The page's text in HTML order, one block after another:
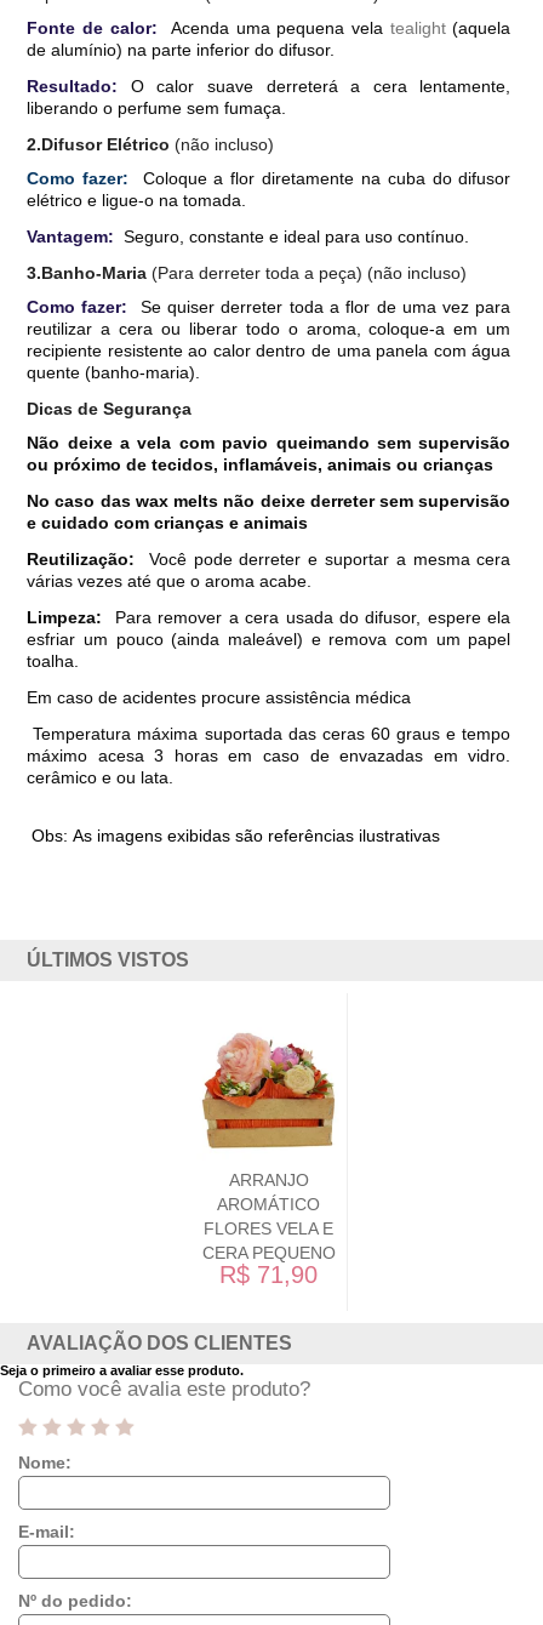
Fonte de calor:
Acenda uma pequena vela tealight (aquela
de alumínio) na parte inferior do difusor.
Resultado: O calor suave derreterá a cera lentamente,
liberando o perfume sem fumaça.
2.Difusor Elétrico(não incluso)
Como fazer:
Coloque a flor diretamente na cuba do difusor
elétrico e ligue-o na tomada.
Vantagem: Seguro, constante e ideal para uso contínuo.
3.Banho-Maria(Para derreter toda a peça) (não incluso)
Como fazer: Se quiser derreter toda a flor de uma vez para
reutilizar a cera ou liberar todo o aroma, coloque-a em um
recipiente resistente ao calor dentro de uma panela com água
quente (banho-maria).
Dicas de Segurança
Não deixe a vela com pavio queimando sem supervisão
ou próximo de tecidos, inflamáveis, animais ou crianças
No caso das wax melts não deixe derreter sem supervisão
e cuidado com crianças e animais
Reutilização: Você pode derreter e suportar a mesma cera
várias vezes até que o aroma acabe.
Limpeza: Para remover a cera usada do difusor, espere ela
esfriar um pouco (ainda maleável) e remova com um papel
toalha.
Em caso de acidentes procure assistência médica
Temperatura máxima suportada das ceras 60 graus e tempo
máximo acesa 3 horas em caso de envazadas em vidro.
cerâmico e ou lata.
Obs: As imagens exibidas são referências ilustrativas
ÚLTIMOS VISTOS
ARRANJO
AROMÁTICO
FLORES VELA E
CERA PEQUENO
R$ 71,90
AVALIAÇÃO DOS CLIENTES
Seja o primeiro a avaliar esse produto.
Como você avalia este produto?
Nome:
E-mail:
Nº do pedido: